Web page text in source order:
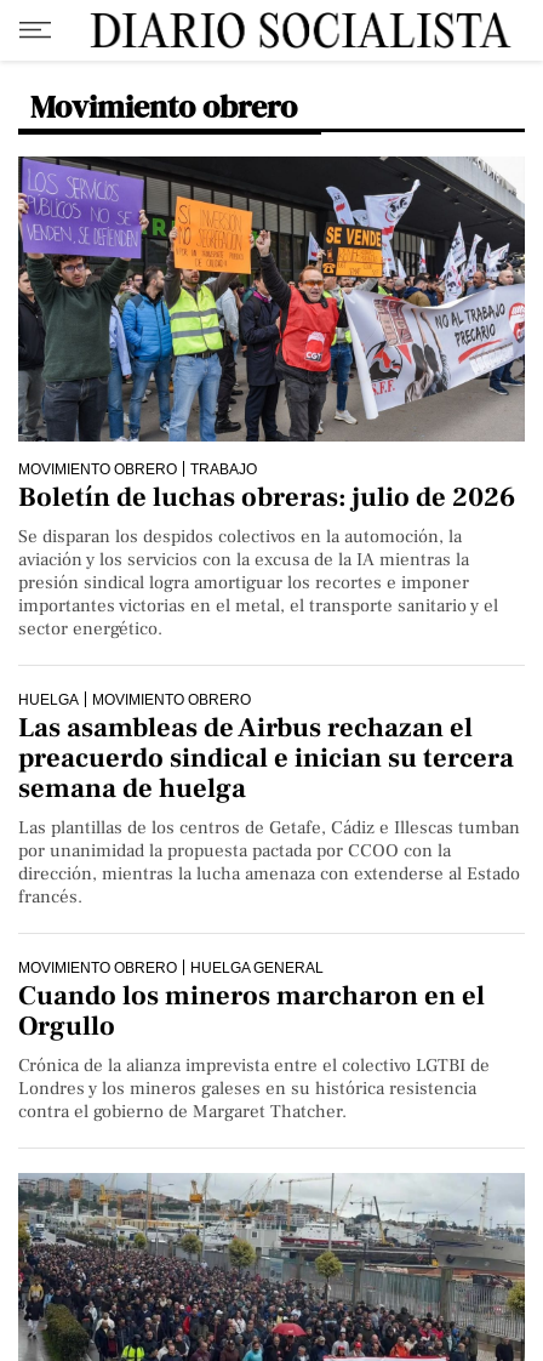
Movimiento obrero
MOVIMIENTO OBRERO TRABAJO
Boletín de luchas obreras: julio de 2026
Se disparan los despidos colectivos en la automoción, la
aviación y los servicios con la excusa de la IA mientras la
presión sindical logra amortiguar los recortes e imponer
importantes victorias en el metal, el transporte sanitario y el
sector energético.
HUELGA MOVIMIENTO OBRERO
Las asambleas de Airbus rechazan el
preacuerdo sindical e inician su tercera
semana de huelga
Las plantillas de los centros de Getafe, Cádiz e Illescas tumban
por unanimidad la propuesta pactada por CCOO con la
dirección, mientras la lucha amenaza con extenderse al Estado
francés.
MOVIMIENTO OBRERO HUELGA GENERAL
Cuando los mineros marcharon en el
Orgullo
Crónica de la alianza imprevista entre el colectivo LGTBI de
Londres y los mineros galeses en su histórica resistencia
contra el gobierno de Margaret Thatcher.